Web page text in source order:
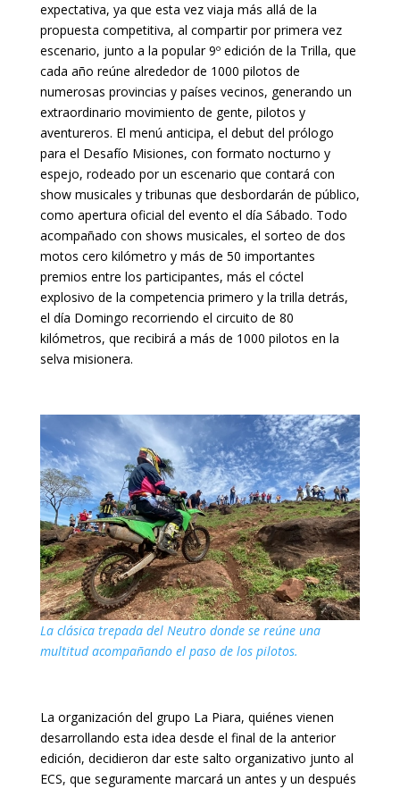
expectativa, ya que esta vez viaja más allá de la
propuesta competitiva, al compartir por primera vez
escenario, junto a la popular 9º edición de la Trilla, que
cada año reúne alrededor de 1000 pilotos de
numerosas provincias y países vecinos, generando un
extraordinario movimiento de gente, pilotos y
aventureros. El menú anticipa, el debut del prólogo
para el Desafío Misiones, con formato nocturno y
espejo, rodeado por un escenario que contará con
show musicales y tribunas que desbordarán de público,
como apertura oficial del evento el día Sábado. Todo
acompañado con shows musicales, el sorteo de dos
motos cero kilómetro y más de 50 importantes
premios entre los participantes, más el cóctel
explosivo de la competencia primero y la trilla detrás,
el día Domingo recorriendo el circuito de 80
kilómetros, que recibirá a más de 1000 pilotos en la
selva misionera.
La clásica trepada del Neutro donde se reúne una
multitud acompañando el paso de los pilotos.
La organización del grupo La Piara, quiénes vienen
desarrollando esta idea desde el final de la anterior
edición, decidieron dar este salto organizativo junto al
ECS, que seguramente marcará un antes y un después